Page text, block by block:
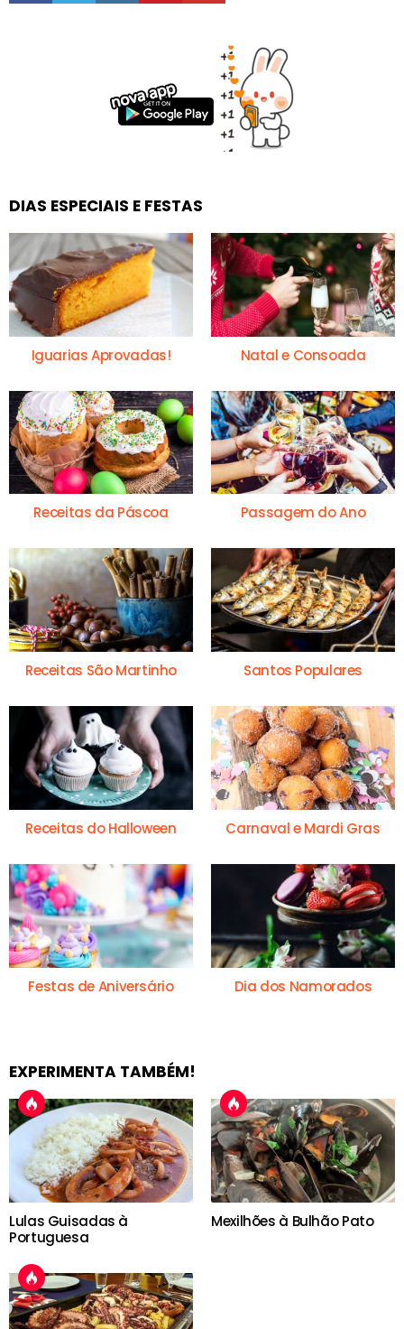
DIAS ESPECIAIS E FESTAS
Iguarias Aprovadas! Natal e Consoada
Receitas da Páscoa Passagem do Ano
Receitas São Martinho Santos Populares
Receitas do Halloween Carnaval e Mardi Gras
Festas de Aniversário Dia dos Namorados
EXPERIMENTA TAMBÉM!
Lulas Guisadas à
Portuguesa
Mexilhões à Bulhão Pato